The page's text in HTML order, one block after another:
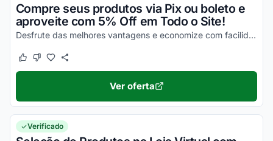
Compre seus produtos via Pix ou boleto e
aproveite com 5% Off em Todo o Site!
Desfrute das melhores vantagens e economize com facilidade na compra de todos os seus produtos!
Este cupom funcionou
Este cupom não funcionou
Ver oferta
Verificado